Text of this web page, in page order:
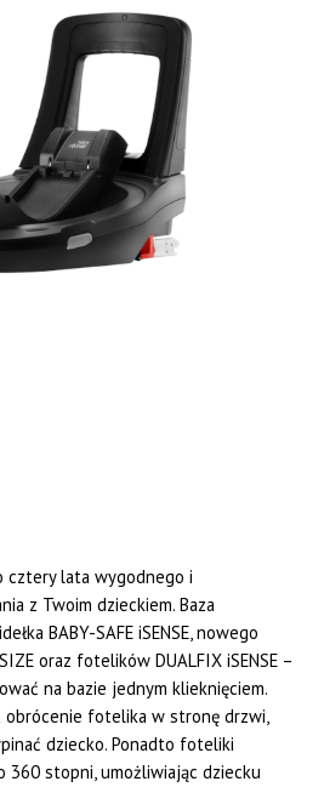
cztery lata wygodnego i
z Twoim dzieckiem. Baza
BABY-SAFE iSENSE, nowego
oraz fotelików DUALFIX iSENSE –
na bazie jednym klieknięciem.
obrócenie fotelika w stronę drzwi,
dziecko. Ponadto foteliki
360 stopni, umożliwiając dziecku